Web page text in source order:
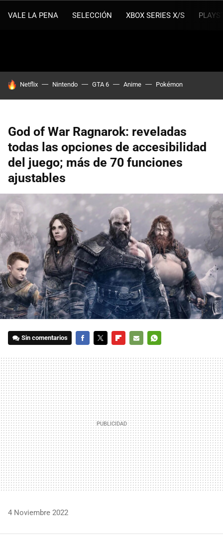
VALE LA PENA SELECCIÓN XBOX SERIES X/S
HOY SE HABLA DE
Netflix Nintendo GTA 6 Anime Pokémon
God of War Ragnarok: reveladas
todas las opciones de accesibilidad
del juego; más de 70 funciones
ajustables
Sin comentarios
MAIL
4 Noviembre 2022